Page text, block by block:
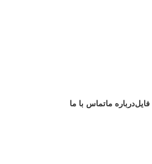
درباره ماتماس با ما